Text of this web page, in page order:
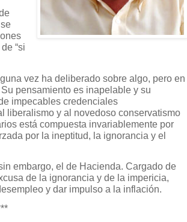
“si
vez ha deliberado sobre algo, pero en
pensamiento es inapelable y su
impecables credenciales
liberalismo y al novedoso conservatismo
está compuesta invariablemente por
por la ineptitud, la ignorancia y el
embargo, el de Hacienda. Cargado de
de la ignorancia y de la impericia,
y dar impulso a la inflación.